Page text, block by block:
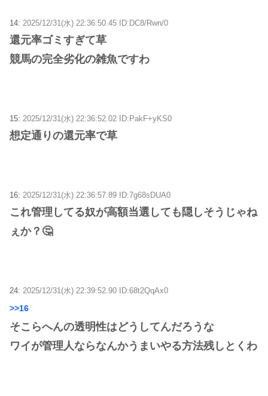
14: 2025/12/31(水) 22:36:50.45 ID:DC8/Rwn/0
還元率ゴミすぎて草
競馬の完全劣化の雑魚ですわ
15: 2025/12/31(水) 22:36:52.02 ID:PakF+yKS0
想定通りの還元率で草
16: 2025/12/31(水) 22:36:57.89 ID:7g68sDUA0
これ管理してる奴が高額当選しても隠しそうじゃね
ぇか？🤔
24: 2025/12/31(水) 22:39:52.90 ID:68t2QqAx0
>>16
そこらへんの透明性はどうしてんだろうな
ワイが管理人ならなんかうまいやる方法残しとくわ